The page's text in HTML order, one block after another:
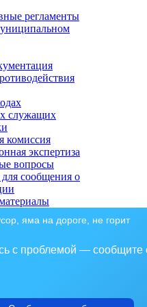
регламенты
служащих
комиссия
экспертиза
вопросы
для сообщения о
яма на дороге, не горит
с проблемой — сообщите